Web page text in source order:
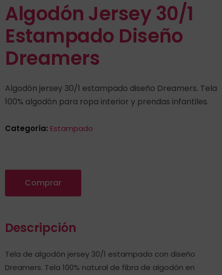
Algodón Jersey 30/1
Estampado Diseño
Dreamers
Algodón jersey 30/1 estampado diseño Dreamers. Tela
100% algodón para ropa interior y prendas infantiles.
Categoría: Estampado
Comprar
Descripción
Tela de algodón jersey 30/1 estampado con diseño
Dreamers. Tela 100% natural de fibra de algodón en